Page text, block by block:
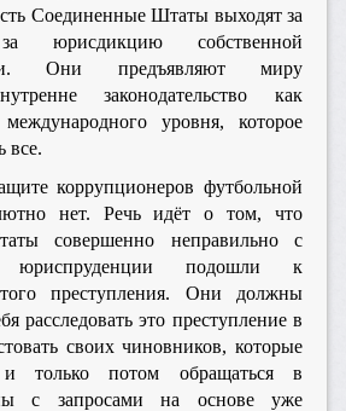
Соединенные Штаты выходят за
юрисдикцию собственной
Они предъявляют миру
законодательство как
международного уровня, которое
все.
коррупционеров футбольной
нет. Речь идёт о том, что
совершенно неправильно с
юриспруденции подошли к
преступления. Они должны
расследовать это преступление в
своих чиновников, которые
и только потом обращаться в
с запросами на основе уже